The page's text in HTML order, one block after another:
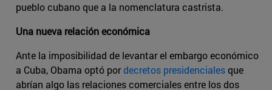
pueblo cubano que a la nomenclatura castrista.
Una nueva relación económica
Ante la imposibilidad de levantar el embargo económico
a Cuba, Obama optó pordecretos presidencialesque
abrían algo las relaciones comerciales entre los dos